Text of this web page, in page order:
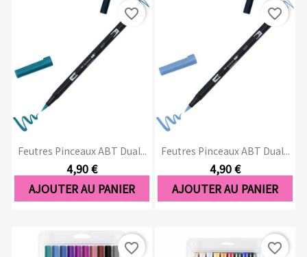
Feutres Pinceaux ABT Dual...
4,90 €
AJOUTER AU PANIER
favorite_border
Feutres Pinceaux ABT Dual...
4,90 €
AJOUTER AU PANIER
favorite_border
favorite_border favorite_border